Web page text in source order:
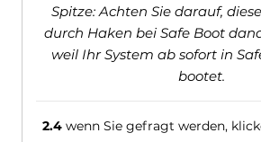
Spitze: Achten Sie darauf,
durch Haken bei Safe Boot
weil Ihr System ab sofort in
bootet.
2.4wenn Sie gefragt werden,